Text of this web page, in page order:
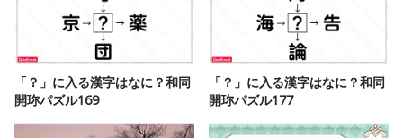
「？」に入る漢字はなに？和同
開珎パズル169
「？」に入る漢字はなに？和同
開珎パズル177